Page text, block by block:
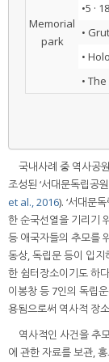
Memorial
park
•5 ·
•
•
•
국내사례 중 역사공
조성된 ‘서대문독립공
et al., 2016). ‘서대문
한 순국선열을 기리기
등 애국자들의 추모를
동상, 독립문 등이 입지
한 쉼터장소이기도 하
이봉창 등 7인의 독립
용됨으로써 역사적 장
역사적인 사건을 추
에 관한 자료를 보관,